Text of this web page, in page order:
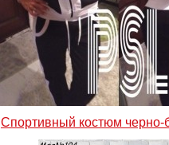
Спортивный костюм черно-